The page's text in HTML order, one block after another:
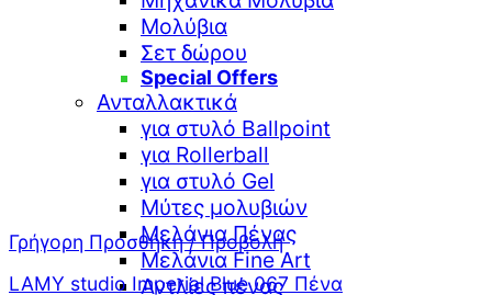
Μολύβια
Σετ δώρου
Special Offers
Ανταλλακτικά
για στυλό Ballpoint
για Rollerball
για στυλό Gel
Μύτες μολυβιών
Μελάνια Πένας
Μελάνια Fine Art
Αντλίες πένας
Γρήγορη Προσθήκη / Προβολή
LAMY studio Imperial Blue 067 Πένα